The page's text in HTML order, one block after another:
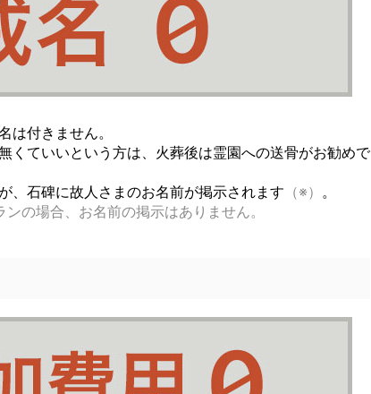
は付きません。
くていいという方は、火葬後は霊園への送骨がお勧めで
、石碑に故人さまのお名前が掲示されます （※） 。
の場合、お名前の掲示はありません。